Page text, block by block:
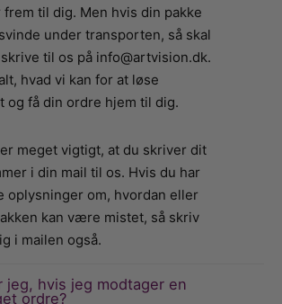
frem til dig. Men hvis din pakke
under transporten, så skal
til os på info@artvision.dk.
hvad vi kan for at løse
og få din ordre hjem til dig.
er meget vigtigt, at du skriver dit
i din mail til os. Hvis du har
oplysninger om, hvordan eller
kan være mistet, så skriv
i mailen også.
jeg, hvis jeg modtager en
ordre?